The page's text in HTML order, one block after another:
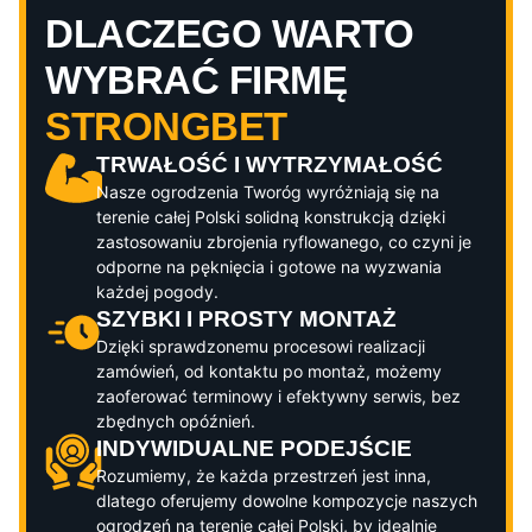
DLACZEGO WARTO
WYBRAĆ FIRMĘ
STRONGBET
TRWAŁOŚĆ I WYTRZYMAŁOŚĆ
Nasze ogrodzenia Tworóg wyróżniają się na
terenie całej Polski solidną konstrukcją dzięki
zastosowaniu zbrojenia ryflowanego, co czyni je
odporne na pęknięcia i gotowe na wyzwania
każdej pogody.
SZYBKI I PROSTY MONTAŻ
Dzięki sprawdzonemu procesowi realizacji
zamówień, od kontaktu po montaż, możemy
zaoferować terminowy i efektywny serwis, bez
zbędnych opóźnień.
INDYWIDUALNE PODEJŚCIE
Rozumiemy, że każda przestrzeń jest inna,
dlatego oferujemy dowolne kompozycje naszych
ogrodzeń na terenie całej Polski, by idealnie